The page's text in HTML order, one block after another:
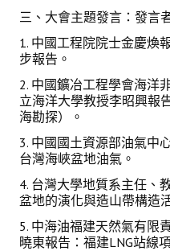
歷年年會
年會活動
國際交流活動
兩岸交流活動
活動照片
活動影片
三、大會主題發言：發言
1. 中國工程院院士金慶煥
步報告。
2. 中國鑛冶工程學會海洋
立海洋大學教授李昭興報
海勘探）。
3. 中國國土資源部油氣中
台灣海峽盆地油氣。
4. 台灣大學地質系主任、
盆地的演化與造山帶構造
5. 中海油福建天然氣有限
曉東報告：福建LNG站線